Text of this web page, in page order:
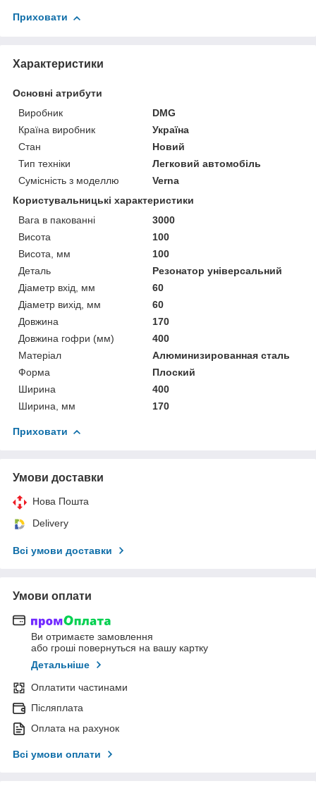
Приховати
Характеристики
Основні атрибути
Виробник
DMG
Країна виробник
Україна
Стан
Новий
Тип техніки
Легковий автомобіль
Сумісність з моделлю
Verna
Користувальницькі характеристики
Вага в пакованні
3000
Висота
100
Висота, мм
100
Деталь
Резонатор універсальний
Діаметр вхід, мм
60
Діаметр вихід, мм
60
Довжина
170
Довжина гофри (мм)
400
Матеріал
Алюминизированная сталь
Форма
Плоский
Ширина
400
Ширина, мм
170
Приховати
Умови доставки
Нова Пошта
Delivery
Всі умови доставки
Умови оплати
Ви отримаєте замовлення
або гроші повернуться на вашу картку
Детальніше
Оплатити частинами
Післяплата
Оплата на рахунок
Всі умови оплати